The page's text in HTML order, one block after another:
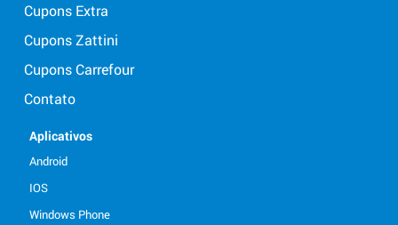
Cupons Extra
Cupons Zattini
Cupons Carrefour
Contato
Aplicativos
Android
IOS
Windows Phone